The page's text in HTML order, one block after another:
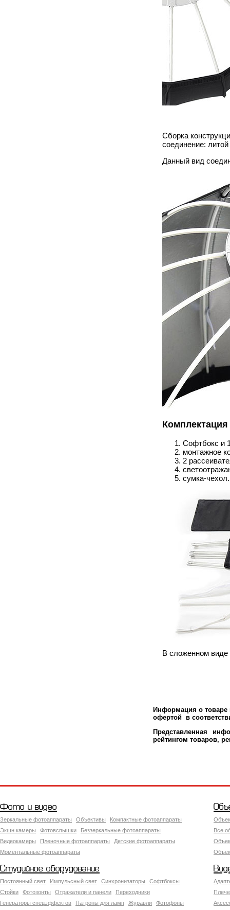
Сборка
соединение:
Данный вид
Комплектация
Софтбокс и
монтажное
2
сумка-
В сложенном
Информация о товаре
офертой в
Представленная
рейтингом товаров,
Фото и видео
Зеркальные фотоаппараты Объективы
Компактные фотоаппараты
Экшн камеры
Фотовспышки
Беззеркальные фотоаппараты
Видеокамеры
Пленочные фотоаппараты
Детские фотоаппараты
Моментальные фотоаппараты
Все
Студийное оборудование
Постоянный свет Импульсный свет Синхронизаторы
Софтбоксы
Стойки
Фотозонты Отражатели и панели
Переходники
Генераторы спецэффектов
Патроны для ламп Журавли
Фотофоны